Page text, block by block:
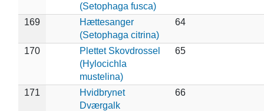
(Setophaga fusca)
169
Hættesanger
(Setophaga citrina)
64
170
Plettet Skovdrossel
(Hylocichla
mustelina)
65
171
Hvidbrynet
Dværgalk
66